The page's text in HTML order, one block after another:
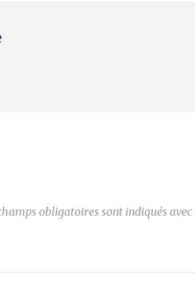
obligatoires sont indiqués avec